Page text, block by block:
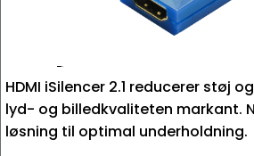
HDMI iSilencer 2.1 reducerer støj
lyd- og billedkvaliteten markant.
løsning til optimal underholdning.